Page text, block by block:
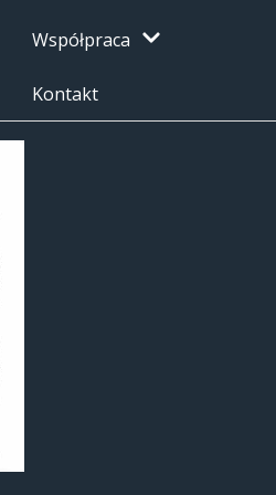
Współpraca
Kontakt